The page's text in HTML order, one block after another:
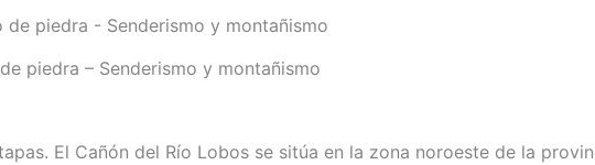
piedra – Senderismo y montañismo
El Cañón del Río Lobos se sitúa en la zona noroeste de la